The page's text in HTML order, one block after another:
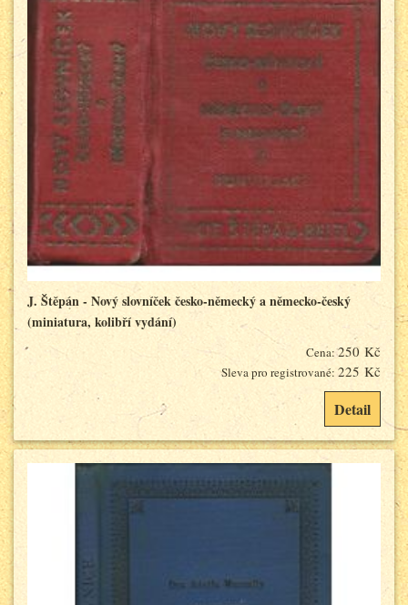
J. Štěpán - Nový slovníček česko-německý a německo-český
(miniatura, kolibří vydání)
Cena:250 Kč
Sleva pro registrované: 225 Kč
Detail